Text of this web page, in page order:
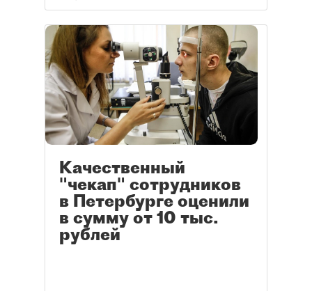
наибольшее влияние на её
облик?
Качественный
"чекап" сотрудников
в Петербурге оценили
в сумму от 10 тыс.
рублей